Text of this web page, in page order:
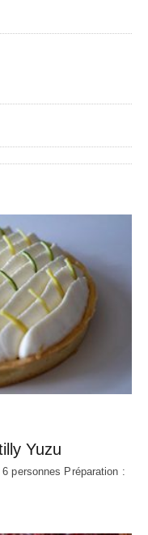
Yuzu
personnes Préparation :